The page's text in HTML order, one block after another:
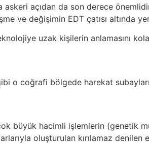
açıdan da son derece
ve değişimin EDT çatısı altında
uzak kişilerin anlamasını
o coğrafi bölgede harekat
büyük hacimli işlemlerin (genetik
oluşturulan kırılamaz denilen